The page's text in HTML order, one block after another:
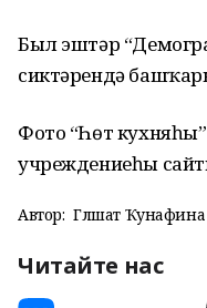
Был эштәр
сиктәрендә
Фото “Һөт
учреждениеһы
Автор: Гөлшат Ҡунафина
Читайте нас